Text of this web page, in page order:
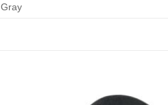
Gray